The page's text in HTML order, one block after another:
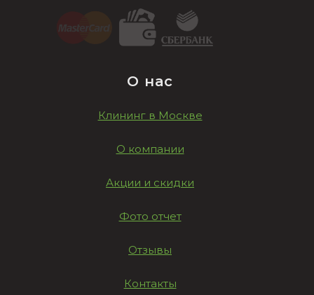
О нас
Клининг в Москве
О компании
Акции и скидки
Фото отчет
Отзывы
Контакты